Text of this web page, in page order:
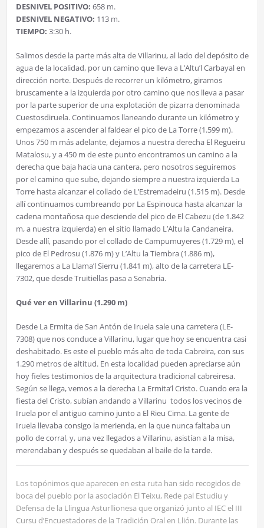
DESNIVEL POSITIVO: 658 m.
DESNIVEL NEGATIVO: 113 m.
TIEMPO: 3:30 h.
Salimos desde la parte más alta de Villarinu, al lado del depósito de
agua de la localidad, por un camino que lleva a L’Altu’l Carbayal en
dirección norte. Después de recorrer un kilómetro, giramos
bruscamente a la izquierda por otro camino que nos lleva a pasar
por la parte superior de una explotación de pizarra denominada
Cuestosdiruela. Continuamos llaneando durante un kilómetro y
empezamos a ascender al faldear el pico de La Torre (1.599 m).
Unos 750 m más adelante, dejamos a nuestra derecha El Regueiru
Matalosu, y a 450 m de este punto encontramos un camino a la
derecha que baja hacia una cantera, pero nosotros seguiremos
por el camino que sube, dejando siempre a nuestra izquierda La
Torre hasta alcanzar el collado de L’Estremadeiru (1.515 m). Desde
allí continuamos cumbreando por La Espinouca hasta alcanzar la
cadena montañosa que desciende del pico de El Cabezu (de 1.842
m, a nuestra izquierda) en el sitio llamado L’Altu la Candaneira.
Desde allí, pasando por el collado de Campumuyeres (1.729 m), el
pico de El Pedrosu (1.876 m) y L’Altu la Tiembra (1.886 m),
llegaremos a La Llama’l Sierru (1.841 m), alto de la carretera LE-
7302, que desde Truitiellas pasa a Senabria.
Qué ver en Villarinu (1.290 m)
Desde La Ermita de San Antón de Iruela sale una carretera (LE-
7308) que nos conduce a Villarinu, lugar que hoy se encuentra casi
deshabitado. Es este el pueblo más alto de toda Cabreira, con sus
1.290 metros de altitud. En esta localidad pueden apreciarse aún
hoy fieles testimonios de la arquitectura tradicional cabreiresa.
Según se llega, vemos a la derecha La Ermita’l Cristo. Cuando era la
fiesta del Cristo, subían andando a Villarinu todos los vecinos de
Iruela por el antiguo camino junto a El Rieu Cima. La gente de
Iruela llevaba consigo la merienda, en la que nunca faltaba un
pollo de corral, y, una vez llegados a Villarinu, asistían a la misa,
merendaban y después se quedaban al baile de la tarde.
Los topónimos que aparecen en esta ruta han sido recogidos de
boca del pueblo por la asociación El Teixu, Rede pal Estudiu y
Defensa de la Llingua Asturllionesa que organizó junto al IEC el III
Cursu d’Encuestadores de la Tradición Oral en Llión. Durante las